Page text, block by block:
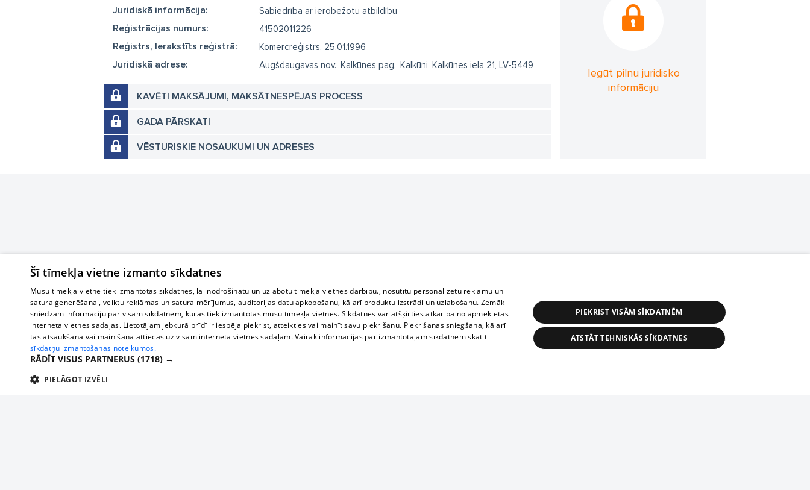
Juridiskā informācija: Sabiedrība ar ierobežotu atbildību
Reģistrācijas numurs: 41502011226
Reģistrs, Ierakstīts reģistrā: Komercreģistrs, 25.01.1996
Juridiskā adrese: Augšdaugavas nov., Kalkūnes pag., Kalkūni, Kalkūnes iela 21, LV-5449
KAVĒTI MAKSĀJUMI, MAKSĀTNESPĒJAS PROCESS
GADA PĀRSKATI
VĒSTURISKIE NOSAUKUMI UN ADRESES
Iegūt pilnu juridisko
informāciju
Šī tīmekļa vietne izmanto sīkdatnes
Mūsu tīmekļa vietnē tiek izmantotas sīkdatnes, lai nodrošinātu un uzlabotu tīmekļa vietnes darbību., nosūtītu personalizētu reklāmu un
satura ģenerēšanai, veiktu reklāmas un satura mērījumus, auditorijas datu apkopošanu, kā arī produktu izstrādi un uzlabošanu. Zemāk
sniedzam informāciju par visām sīkdatnēm, kuras tiek izmantotas mūsu tīmekļa vietnēs. Sīkdatnes var atšķirties atkarībā no apmeklētās
interneta vietnes sadaļas. Lietotājam jebkurā brīdī ir iespēja piekrist, atteikties vai mainīt savu piekrišanu. Piekrišanas sniegšana, kā arī
tās atsaukšana vai mainīšana attiecas uz visām interneta vietnes sadaļām. Vairāk informācijas par izmantotajām sīkdatnēm skatīt
sīkdatņu izmantošanas noteikumos.
RĀDĪT VISUS PARTNERUS (1718) →
PIELĀGOT IZVĒLI
PIEKRIST VISĀM SĪKDATNĒM
ATSTĀT TEHNISKĀS SĪKDATNES